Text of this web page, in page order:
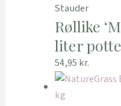
Stauder
Røllike
liter potte
54,95 kr.